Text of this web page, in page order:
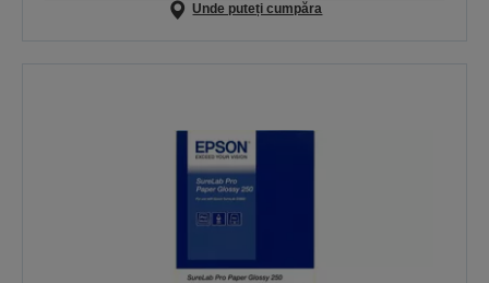
Unde puteți cumpăra